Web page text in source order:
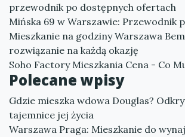
przewodnik po dostępnych ofertach
Mińska 69 w Warszawie: Przewodnik
Mieszkanie na godziny Warszawa
rozwiązanie na każdą okazję
Soho Factory Mieszkania Cena - Co
Polecane wpisy
Gdzie mieszka wdowa Douglas?
tajemnice jej życia
Warszawa Praga: Mieszkanie do